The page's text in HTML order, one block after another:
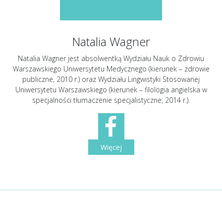
Natalia Wagner
Natalia Wagner jest absolwentką Wydziału Nauk o Zdrowiu
Warszawskiego Uniwersytetu Medycznego (kierunek – zdrowie
publiczne, 2010 r.) oraz Wydziału Lingwistyki Stosowanej
Uniwersytetu Warszawskiego (kierunek – filologia angielska w
specjalności tłumaczenie specjalistyczne, 2014 r.).
Więcej